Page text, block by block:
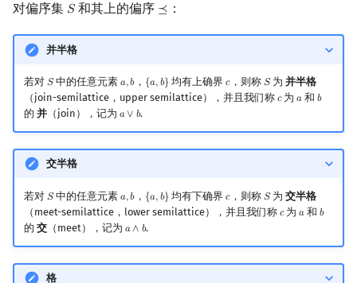
对偏序集 𝑆
S和其上的偏序 ⪯
⪯ ：
并半格
若对 𝑆
S中的任意元素 𝑎,𝑏
a,b， {𝑎,𝑏}
{a,b} 均有上确界𝑐
c，则称 𝑆
S为并半格
（join-semilattice，upper semilattice），并且我们称 𝑐
c为𝑎
a和 𝑏
b
的 并（join），记为 𝑎∨ 𝑏
a∨ b.
交半格
若对 𝑆
S中的任意元素 𝑎,𝑏
a,b， {𝑎,𝑏}
{a,b} 均有下确界𝑐
c，则称 𝑆
S为交半格
（meet-semilattice，lower semilattice），并且我们称 𝑐
c为𝑎
a和 𝑏
b
的 交（meet），记为 𝑎∧ 𝑏
a∧ b.
格